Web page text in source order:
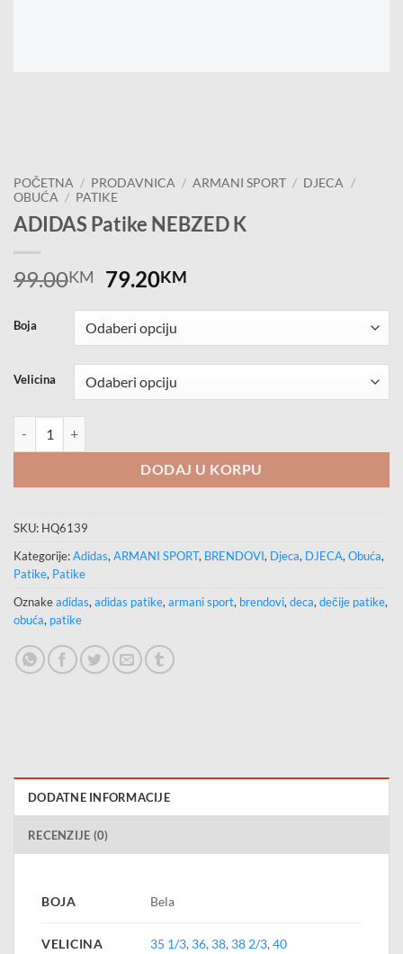
POČETNA / PRODAVNICA / ARMANI SPORT / DJECA
/
OBUĆA / PATIKE
ADIDAS Patike NEBZED K
99.00KM
Original
was:
99.00KM.
79.20KM
79.20KM.
Boja
Velicina
DODAJ U KORPU
SKU: HQ6139
Kategorije:Adidas, ARMANI SPORT, BRENDOVI, Djeca, DJECA, Obuća,
Patike, Patike
Oznakeadidas, adidas patike, armani sport, brendovi, deca, dečije patike,
obuća, patike
DODATNE INFORMACIJE
RECENZIJE (0)
BOJA Bela
VELICINA 35 1/3, 36, 38, 38 2/3,40